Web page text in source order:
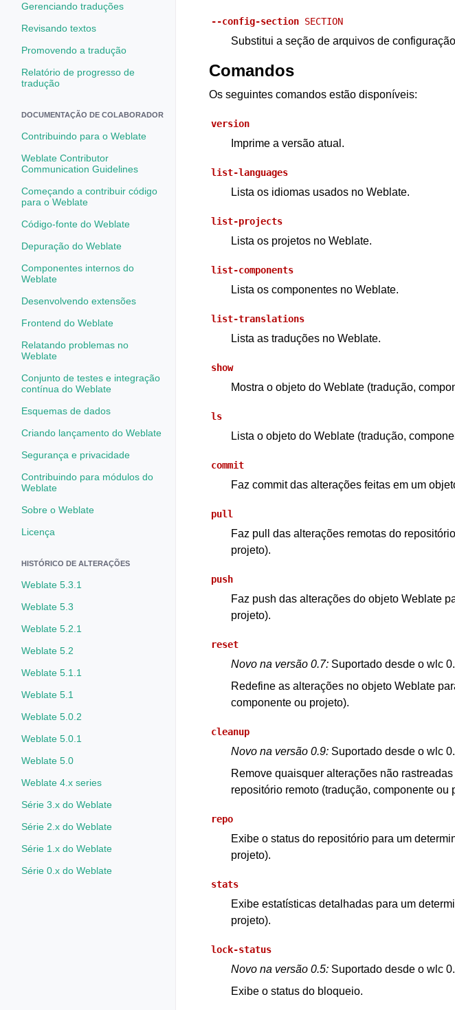
Gerenciando traduções
Revisando textos
Promovendo a tradução
Relatório de progresso de
tradução
DOCUMENTAÇÃO DE COLABORADOR
Contribuindo para o Weblate
Weblate Contributor
Communication Guidelines
Começando a contribuir código
para o Weblate
Código-fonte do Weblate
Depuração do Weblate
Componentes internos do
Weblate
Desenvolvendo extensões
Frontend do Weblate
Relatando problemas no
Weblate
Conjunto de testes e integração
contínua do Weblate
Esquemas de dados
Criando lançamento do Weblate
Segurança e privacidade
Contribuindo para módulos do
Weblate
Sobre o Weblate
Licença
HISTÓRICO DE ALTERAÇÕES
Weblate 5.3.1
Weblate 5.3
Weblate 5.2.1
Weblate 5.2
Weblate 5.1.1
Weblate 5.1
Weblate 5.0.2
Weblate 5.0.1
Weblate 5.0
Weblate 4.x series
Série 3.x do Weblate
Série 2.x do Weblate
Série 1.x do Weblate
Série 0.x do Weblate
--config-section SECTION
Substitui a seção de arquivos de
Comandos
Os seguintes comandos estão disponíveis:
version
Imprime a versão atual.
list-languages
Lista os idiomas usados no Weblate.
list-projects
Lista os projetos no Weblate.
list-components
Lista os componentes no Weblate.
list-translations
Lista as traduções no Weblate.
show
Mostra o objeto do Weblate (tradução,
ls
Lista o objeto do Weblate (tradução,
commit
Faz commit das alterações feitas em um
pull
Faz pull das alterações remotas do
projeto).
push
Faz push das alterações do objeto Weblate
projeto).
reset
Novo na versão 0.7: Suportado desde o wlc
Redefine as alterações no objeto Weblate
componente ou projeto).
cleanup
Novo na versão 0.9: Suportado desde o wlc
Remove quaisquer alterações não
repositório remoto (tradução, componente ou
repo
Exibe o status do repositório para um
projeto).
stats
Exibe estatísticas detalhadas para um
projeto).
lock-status
Novo na versão 0.5: Suportado desde o wlc
Exibe o status do bloqueio.